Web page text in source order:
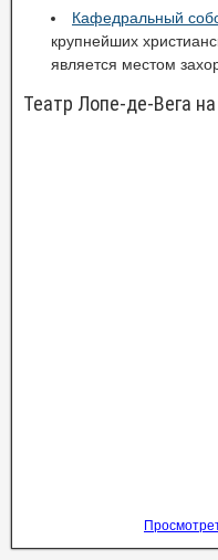
Кафедральный
крупнейших
является местом
Театр Лопе-де-Вега на